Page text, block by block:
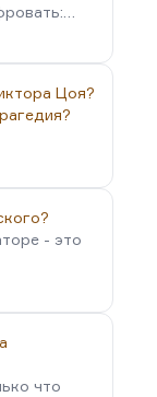
Цоя?
- это
что